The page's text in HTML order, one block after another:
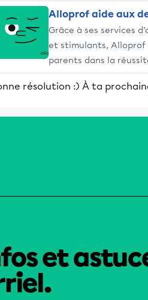
Alloprof aide aux
Grâce à ses services
et stimulants, Alloprof
parents dans la
résolution :) À ta
et